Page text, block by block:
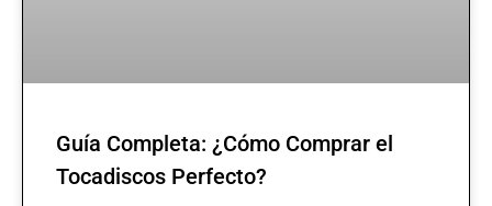
Guía Completa: ¿Cómo Comprar el
Tocadiscos Perfecto?